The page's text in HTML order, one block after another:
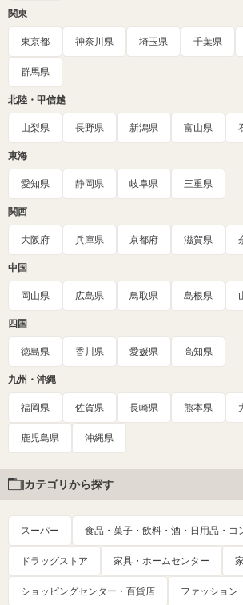
関東
東京都 神奈川県 埼玉県 千葉県
群馬県
北陸・甲信越
山梨県 長野県 新潟県 富山県
東海
愛知県 静岡県 岐阜県 三重県
関西
大阪府 兵庫県 京都府 滋賀県
中国
岡山県 広島県 鳥取県 島根県
四国
徳島県 香川県 愛媛県 高知県
九州・沖縄
福岡県 佐賀県 長崎県 熊本県
鹿児島県 沖縄県
カテゴリから探す
スーパー 食品・菓子・飲料・酒・日用品・コ
ドラッグストア 家具・ホームセンター
ショッピングセンター・百貨店 ファッション